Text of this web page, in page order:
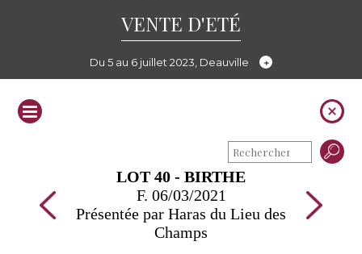
VENTE D'ETÉ
Du 5 au 6 juillet 2023, Deauville
LOT 40 - BIRTHE
F. 06/03/2021
Présentée par Haras du Lieu des
Champs